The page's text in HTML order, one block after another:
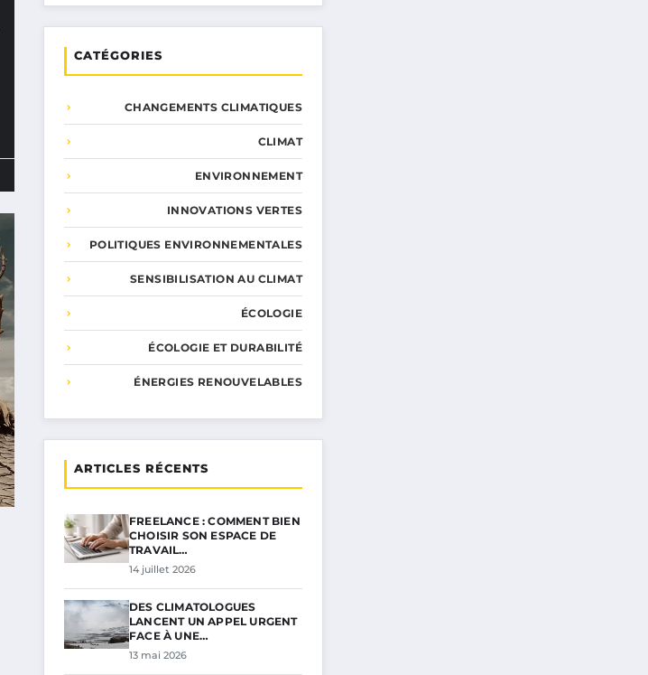
CATÉGORIES
CHANGEMENTS CLIMATIQUES
CLIMAT
ENVIRONNEMENT
INNOVATIONS VERTES
POLITIQUES ENVIRONNEMENTALES
SENSIBILISATION AU CLIMAT
ÉCOLOGIE
ÉCOLOGIE ET DURABILITÉ
ÉNERGIES RENOUVELABLES
ARTICLES RÉCENTS
FREELANCE : COMMENT BIEN
CHOISIR SON ESPACE DE
TRAVAIL…
14 juillet 2026
DES CLIMATOLOGUES
LANCENT UN APPEL URGENT
FACE À UNE…
13 mai 2026